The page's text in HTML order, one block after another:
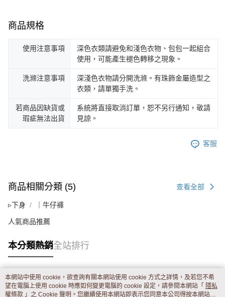
商品規格
使用注意事項
深色衣類請避免和淺色衣物、包包一起組合
使用，可能產生褪色轉移之現象。
洗滌注意事項
深淺色衣物請分開洗滌。有珠飾金屬造型之
衣類，請單獨手洗。
若商品因缺貨或
瑕疵無法出貨
系統將直接取消訂單，恕不另行通知，敬請
見諒。
客服
商品相關分類 (5) 查看全部
▹下身 ｜牛仔褲
人氣商品推薦
本分類熱銷全站排行
熱門標籤
本網站中使用 cookie，欲查詢有關本網站使用 cookie 方式之詳情，及若您不希
望在電腦上使用 cookie 時應如何變更電腦的 cookie 設定，請參閱本網站「 隱私
權條款 」之 Cookie 聲明。您繼續使用本網站即表示您同意本公司得按本網站使